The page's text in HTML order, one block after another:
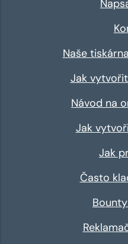
Naše
Jak
Návod na
Jak
Jak
Často